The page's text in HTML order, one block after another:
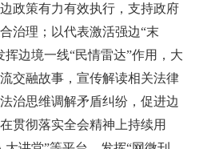
政策有力有效执行，支持政府
治理；以代表激活强边“末
挥边境一线“民情雷达”作用，大
交融故事，宣传解读相关法律
治思维调解矛盾纠纷，促进边
贯彻落实全会精神上持续用